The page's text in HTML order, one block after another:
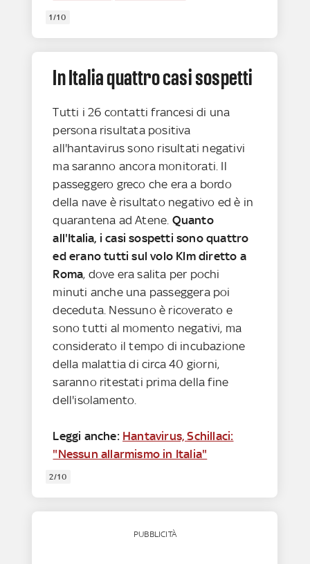
1/10
In Italia quattro casi sospetti
Tutti i 26 contatti francesi di una
persona risultata positiva
all'hantavirus sono risultati negativi
ma saranno ancora monitorati. Il
passeggero greco che era a bordo
della nave è risultato negativo ed è in
quarantena ad Atene. Quanto
all'Italia, i casi sospetti sono quattro
ed erano tutti sul volo Klm diretto a
Roma, dove era salita per pochi
minuti anche una passeggera poi
deceduta. Nessuno è ricoverato e
sono tutti al momento negativi, ma
considerato il tempo di incubazione
della malattia di circa 40 giorni,
saranno ritestati prima della fine
dell'isolamento.
Leggi anche: Hantavirus, Schillaci:
"Nessun allarmismo in Italia"
2/10
PUBBLICITÀ